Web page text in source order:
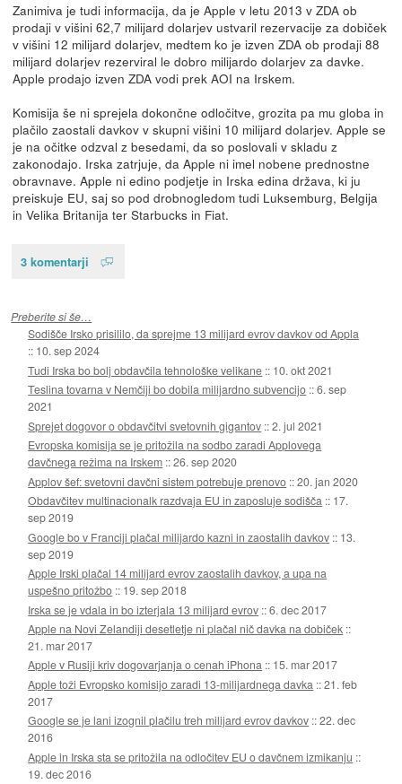
Zanimiva je tudi informacija, da je Apple v letu 2013 v ZDA ob
prodaji v višini 62,7 milijard dolarjev ustvaril rezervacije za dobiček
v višini 12 milijard dolarjev, medtem ko je izven ZDA ob prodaji 88
milijard dolarjev rezerviral le dobro milijardo dolarjev za davke.
Apple prodajo izven ZDA vodi prek AOI na Irskem.
Komisija še ni sprejela dokončne odločitve, grozita pa mu globa in
plačilo zaostali davkov v skupni višini 10 milijard dolarjev. Apple se
je na očitke odzval z besedami, da so poslovali v skladu z
zakonodajo. Irska zatrjuje, da Apple ni imel nobene prednostne
obravnave. Apple ni edino podjetje in Irska edina država, ki ju
preiskuje EU, saj so pod drobnogledom tudi Luksemburg, Belgija
in Velika Britanija ter Starbucks in Fiat.
3 komentarji
Preberite si še…
Sodišče Irsko prisililo, da sprejme 13 milijard evrov davkov od Appla
:: 10. sep 2024
Tudi Irska bo bolj obdavčila tehnološke velikane :: 10. okt 2021
Teslina tovarna v Nemčiji bo dobila milijardno subvencijo ::6. sep
2021
Sprejet dogovor o obdavčitvi svetovnih gigantov ::2. jul 2021
Evropska komisija se je pritožila na sodbo zaradi Applovega
davčnega režima na Irskem ::26. sep 2020
Applov šef: svetovni davčni sistem potrebuje prenovo ::20. jan 2020
Obdavčitev multinacionalk razdvaja EU in zaposluje sodišča :: 17.
sep 2019
Google bo v Franciji plačal milijardo kazni in zaostalih davkov :: 13.
sep 2019
Apple Irski plačal 14 milijard evrov zaostalih davkov, a upa na
uspešno pritožbo :: 19. sep 2018
Irska se je vdala in bo izterjala 13 milijard evrov ::6. dec 2017
Apple na Novi Zelandiji desetletje ni plačal nič davka na dobiček ::
21. mar 2017
Apple v Rusiji kriv dogovarjanja o cenah iPhona :: 15. mar 2017
Apple toži Evropsko komisijo zaradi 13-milijardnega davka ::21. feb
2017
Google se je lani izognil plačilu treh milijard evrov davkov ::22. dec
2016
Apple in Irska sta se pritožila na odločitev EU o davčnem izmikanju ::
19. dec 2016